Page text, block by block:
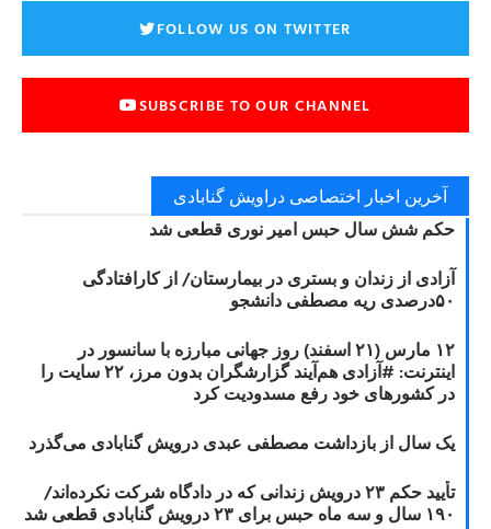
FOLLOW US ON TWITTER
SUBSCRIBE TO OUR CHANNEL
آخرین اخبار اختصاصی دراویش گنابادی
حکم شش سال حبس امیر نوری قطعی شد
آزادی از زندان و بستری در بیمارستان/ از کارافتادگی
۵۰درصدی ریه مصطفی دانشجو
۱۲ مارس (۲۱ اسفند) روز جهانی مبارزه با سانسور در
اینترنت: #آزادی هم‌آیند گزارشگران‌ بدون مرز، ۲۲ سایت را
در کشورهای خود رفع مسدودیت کرد
یک سال از بازداشت مصطفی عبدی درویش گنابادی می‌گذرد
تأیید حکم ۲۳ درویش زندانی که در دادگاه شرکت نکرده‌اند/
۱۹۰ سال و سه ماه حبس برای ۲۳ درویش گنابادی قطعی شد